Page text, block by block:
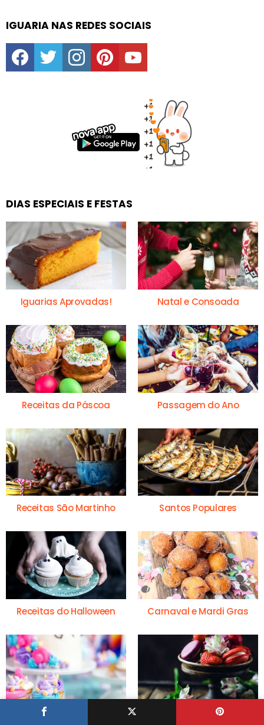
IGUARIA NAS REDES SOCIAIS
facebooktwitter instagrampinterestyoutube
DIAS ESPECIAIS E FESTAS
Iguarias Aprovadas! Natal e Consoada
Receitas da Páscoa Passagem do Ano
Receitas São Martinho Santos Populares
Receitas do Halloween Carnaval e Mardi Gras
Festas de Aniversário Dia dos Namorados